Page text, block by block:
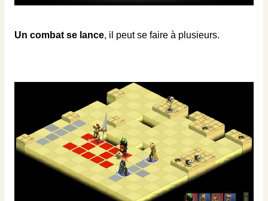
Un combat se lance, il peut se faire à plusieurs.